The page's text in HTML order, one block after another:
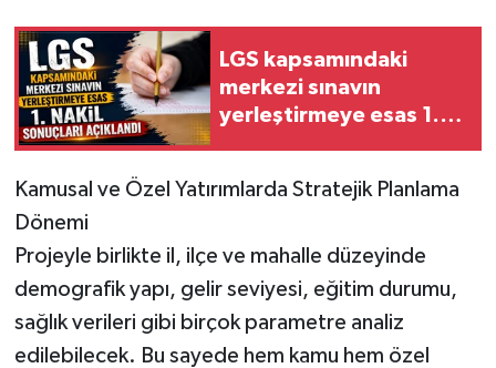
LGS kapsamındaki
merkezi sınavın
yerleştirmeye esas 1.
Kamusal ve Özel Yatırımlarda Stratejik Planlama
Dönemi
Projeyle birlikte il, ilçe ve mahalle düzeyinde
demografik yapı, gelir seviyesi, eğitim durumu,
sağlık verileri gibi birçok parametre analiz
edilebilecek. Bu sayede hem kamu hem özel